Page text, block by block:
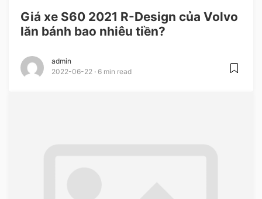
Giá xe S60 2021 R-Design của Volvo
lăn bánh bao nhiêu tiền?
admin
2022-06-22
6 min read